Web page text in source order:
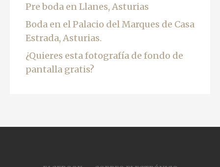
Pre boda en Llanes, Asturias
Boda en el Palacio del Marques de Casa
Estrada, Asturias.
¿Quieres esta fotografía de fondo de
pantalla gratis?